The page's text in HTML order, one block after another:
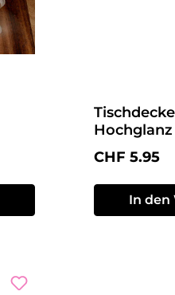
Hochglanz
Regulärer
CHF 5.95
In den